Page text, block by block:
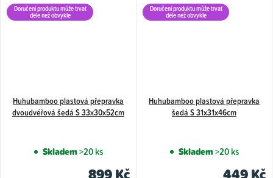
Doručení produktu může trvat
déle než obvykle
Huhubamboo plastová přepravka
dvoudvéřová šedá S 33x30x52cm
Skladem>20 ks
Doručení produktu může trvat
déle než obvykle
Huhubamboo plastová přepravka
šedá S 31x31x46cm
Skladem>20 ks